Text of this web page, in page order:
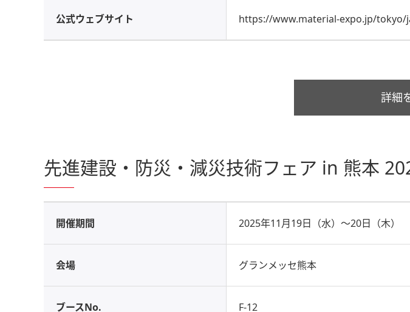
公式ウェブサイト https://www.material-expo.jp/
詳細
先進建設・防災・減災技術フェア in 熊本
開催期間 2025年11月19日（水）～20日（木）
会場 グランメッセ熊本
ブースNo. F-12